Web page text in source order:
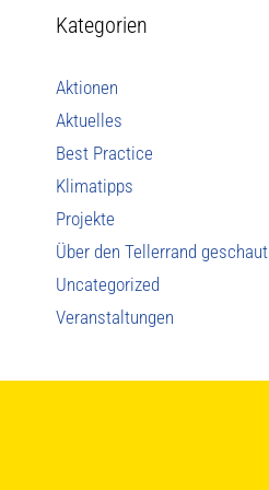
Kategorien
Aktionen
Aktuelles
Best Practice
Klimatipps
Projekte
Über den Tellerrand geschaut
Uncategorized
Veranstaltungen